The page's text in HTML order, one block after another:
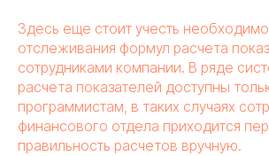
Здесь еще стоит учесть
отслеживания формул расчета
сотрудниками компании. В ряде
расчета показателей доступны
программистам, в таких случаях
финансового отдела приходится
правильность расчетов вручную.